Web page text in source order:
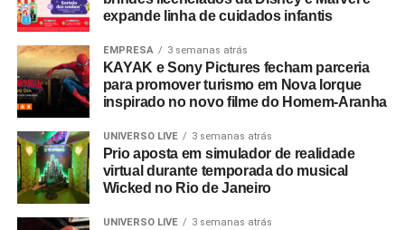
mesmo entusiasmo do primeiro dia, reafirmando nosso
compromisso em construir narrativas vivas que geram
valor para o ecossistema dos nossos clientes”.
Com um portfólio que carrega o histórico de projetos para
gigantes do mercado como Whirlpool, Heineken, Banco
BMG, Banco Inter, Grupo Boticário, Suvinil, GOL,
Havaianas e MetLife, para seguir o ritmo do seu
crescimento, a EAÍ?! inicia o novo ciclo com a conquista
das contas da Camil (convenção anual e viagem de
incentivo) e da Seara (campanhas de engajamento
expande linha de cuidados infantis
EMPRESA 3 semanas atrás
KAYAK e Sony Pictures fecham parceria
para promover turismo em Nova Iorque
inspirado no novo filme do Homem-Aranha
UNIVERSO LIVE 3 semanas atrás
Prio aposta em simulador de realidade
virtual durante temporada do musical
Wicked no Rio de Janeiro
UNIVERSO LIVE 3 semanas atrás